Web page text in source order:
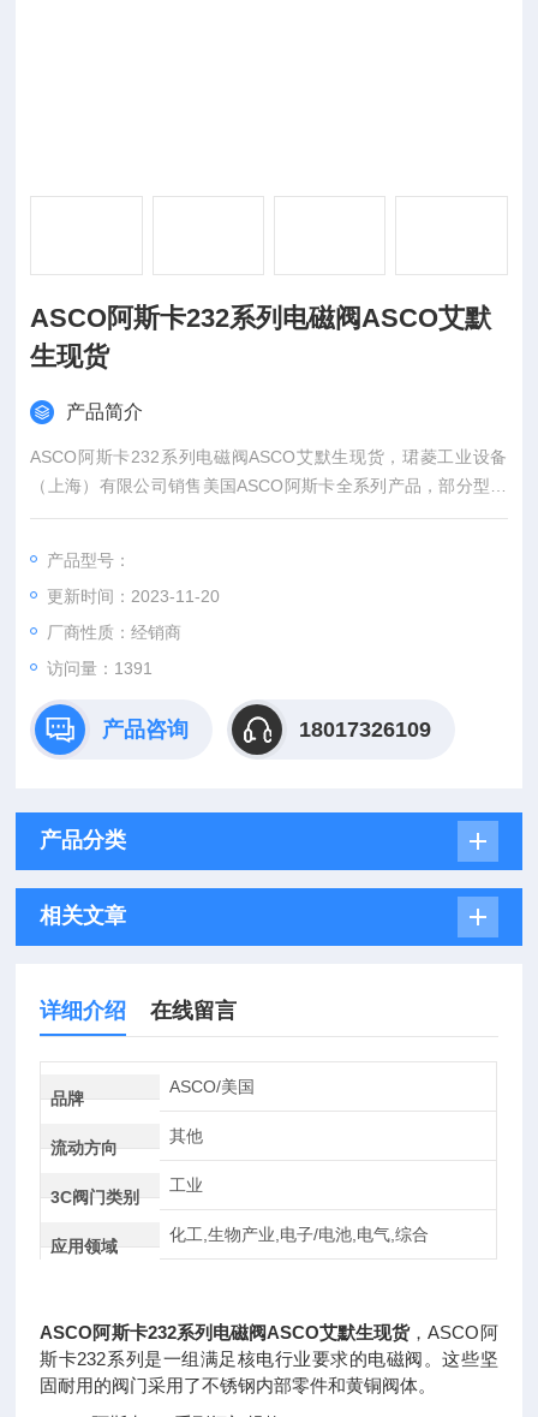
ASCO阿斯卡232系列电磁阀ASCO艾默
生现货
产品简介
ASCO阿斯卡232系列电磁阀ASCO艾默生现货，珺菱工业设备
（上海）有限公司销售美国ASCO阿斯卡全系列产品，部分型号
现货库存，欢迎确认。
产品型号：
更新时间：2023-11-20
厂商性质：经销商
访问量：1391
产品咨询 18017326109
产品分类
相关文章
详细介绍 在线留言
品牌
ASCO/美国
流动方向
其他
3C阀门类别
工业
应用领域
化工,生物产业,电子/电池,电气,综合
ASCO阿斯卡232系列电磁阀ASCO艾默生现货，ASCO阿
斯卡232系列是一组满足核电行业要求的电磁阀。这些坚
固耐用的阀门采用了不锈钢内部零件和黄铜阀体。